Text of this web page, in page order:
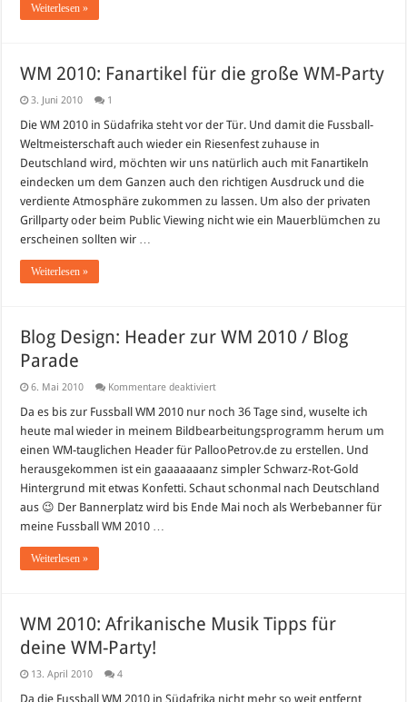
Weiterlesen »
WM 2010: Fanartikel für die große WM-Party
3. Juni 2010 1
Die WM 2010 in Südafrika steht vor der Tür. Und damit die Fussball-
Weltmeisterschaft auch wieder ein Riesenfest zuhause in
Deutschland wird, möchten wir uns natürlich auch mit Fanartikeln
eindecken um dem Ganzen auch den richtigen Ausdruck und die
verdiente Atmosphäre zukommen zu lassen. Um also der privaten
Grillparty oder beim Public Viewing nicht wie ein Mauerblümchen zu
erscheinen sollten wir …
Weiterlesen »
Blog Design: Header zur WM 2010 / Blog
Parade
6. Mai 2010 Kommentare deaktiviertfür
Design:
zur
WM
2010
/
Parade
Da es bis zur Fussball WM 2010 nur noch 36 Tage sind, wuselte ich
heute mal wieder in meinem Bildbearbeitungsprogramm herum um
einen WM-tauglichen Header für PallooPetrov.de zu erstellen. Und
herausgekommen ist ein gaaaaaaanz simpler Schwarz-Rot-Gold
Hintergrund mit etwas Konfetti. Schaut schonmal nach Deutschland
aus 😉 Der Bannerplatz wird bis Ende Mai noch als Werbebanner für
meine Fussball WM 2010 …
Weiterlesen »
WM 2010: Afrikanische Musik Tipps für
deine WM-Party!
13. April 2010 4
Da die Fussball WM 2010 in Südafrika nicht mehr so weit entfernt